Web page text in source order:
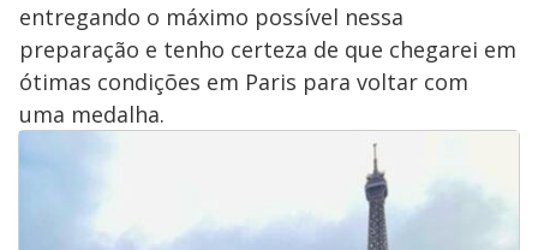
entregando o máximo possível nessa
preparação e tenho certeza de que chegarei em
ótimas condições em Paris para voltar com
uma medalha.